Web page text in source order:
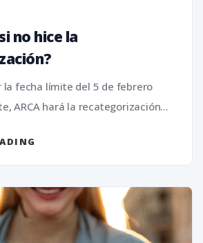
no hice la
la fecha límite del 5 de febrero
ARCA hará la recategorización...